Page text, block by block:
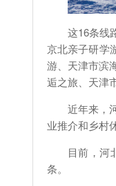
这16条线
京北亲子研学
游、天津市滨
逅之旅、天津
近年来，
业推介和乡村
目前，河
条。